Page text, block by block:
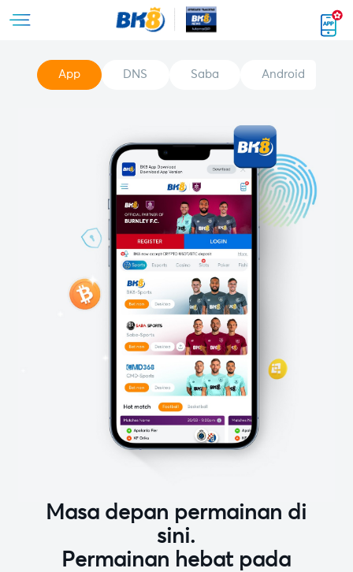
App DNS Saba Android
Masa depan permainan di
sini.
Permainan hebat pada